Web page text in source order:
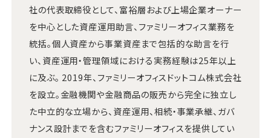
社の代表取締役として、富裕層および上場企業オーナー
を中心とした資産運用助言、ファミリーオフィス業務を
統括。個人資産から事業資産まで包括的な助言を行
い、資産運用・管理領域における実務経験は25年以上
に及ぶ。 2019年、ファミリーオフィスドットコム株式会社
を設立。金融機関や金融商品の販売から完全に独立し
た中立的な立場から、資産運用、相続・事業承継、ガバ
ナンス設計までを含むファミリーオフィスを提供してい